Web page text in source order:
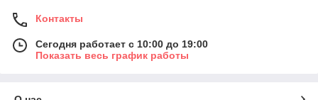
Контакты
Сегодня работает с 10:00 до 19:00
Показать весь график работы